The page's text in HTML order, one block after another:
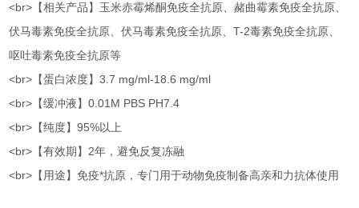
<br>【相关产品】玉米赤霉烯酮免疫全抗原、赭曲霉素免疫全抗原、
伏马毒素免疫全抗原、伏马毒素免疫全抗原、T-2毒素免疫全抗原、
呕吐毒素免疫全抗原等
<br>【蛋白浓度】3.7 mg/ml-18.6 mg/ml
<br>【缓冲液】0.01M PBS PH7.4
<br>【纯度】95%以上
<br>【有效期】2年，避免反复冻融
<br>【用途】免疫*抗原，专门用于动物免疫制备高亲和力抗体使用